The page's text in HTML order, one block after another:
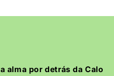
a alma por detrás da Calo